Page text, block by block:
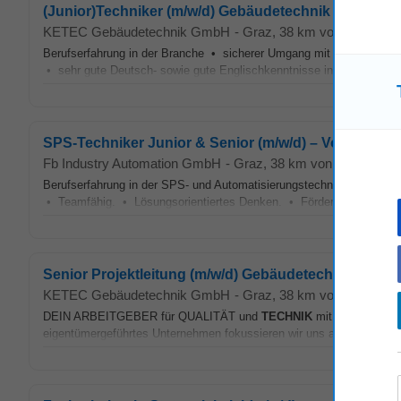
(Junior)Techniker (m/w/d) Gebäudetechnik - HKLS in
KETEC Gebäudetechnik GmbH - Graz, 38 km von Bruck an
Berufserfahrung in der Branche • sicherer Umgang mit MS Office,
• sehr gute Deutsch- sowie gute Englischkenntnisse in Wort und
SPS-Techniker Junior & Senior (m/w/d) – Vollzeit
Fb Industry Automation GmbH - Graz, 38 km von Bruck an
Berufserfahrung in der SPS- und Automatisierungstechnik von
• Teamfähig. • Lösungsorientiertes Denken. • Förderung
Senior Projektleitung (m/w/d) Gebäudetechnik -
KETEC Gebäudetechnik GmbH - Graz, 38 km von Bruck an
DEIN ARBEITGEBER für QUALITÄT und TECHNIK mit
eigentümergeführtes Unternehmen fokussieren wir uns auf